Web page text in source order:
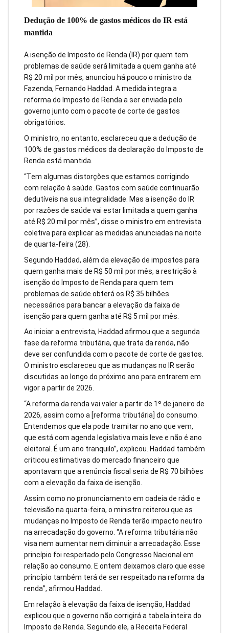
Dedução de 100% de gastos médicos do IR está
mantida
A isenção de Imposto de Renda (IR) por quem tem
problemas de saúde será limitada a quem ganha até
R$ 20 mil por mês, anunciou há pouco o ministro da
Fazenda, Fernando Haddad. A medida integra a
reforma do Imposto de Renda a ser enviada pelo
governo junto com o pacote de corte de gastos
obrigatórios.
O ministro, no entanto, esclareceu que a dedução de
100% de gastos médicos da declaração do Imposto de
Renda está mantida.
“Tem algumas distorções que estamos corrigindo
com relação à saúde. Gastos com saúde continuarão
dedutíveis na sua integralidade. Mas a isenção do IR
por razões de saúde vai estar limitada a quem ganha
até R$ 20 mil por mês”, disse o ministro em entrevista
coletiva para explicar as medidas anunciadas na noite
de quarta-feira (28).
Segundo Haddad, além da elevação de impostos para
quem ganha mais de R$ 50 mil por mês, a restrição à
isenção do Imposto de Renda para quem tem
problemas de saúde obterá os R$ 35 bilhões
necessários para bancar a elevação da faixa de
isenção para quem ganha até R$ 5 mil por mês.
Ao iniciar a entrevista, Haddad afirmou que a segunda
fase da reforma tributária, que trata da renda, não
deve ser confundida com o pacote de corte de gastos.
O ministro esclareceu que as mudanças no IR serão
discutidas ao longo do próximo ano para entrarem em
vigor a partir de 2026.
“A reforma da renda vai valer a partir de 1º de janeiro de
2026, assim como a [reforma tributária] do consumo.
Entendemos que ela pode tramitar no ano que vem,
que está com agenda legislativa mais leve e não é ano
eleitoral. É um ano tranquilo”, explicou. Haddad também
criticou estimativas do mercado financeiro que
apontavam que a renúncia fiscal seria de R$ 70 bilhões
com a elevação da faixa de isenção.
Assim como no pronunciamento em cadeia de rádio e
televisão na quarta-feira, o ministro reiterou que as
mudanças no Imposto de Renda terão impacto neutro
na arrecadação do governo. “A reforma tributária não
visa nem aumentar nem diminuir a arrecadação. Esse
princípio foi respeitado pelo Congresso Nacional em
relação ao consumo. E ontem deixamos claro que esse
princípio também terá de ser respeitado na reforma da
renda”, afirmou Haddad.
Em relação à elevação da faixa de isenção, Haddad
explicou que o governo não corrigirá a tabela inteira do
Imposto de Renda. Segundo ele, a Receita Federal